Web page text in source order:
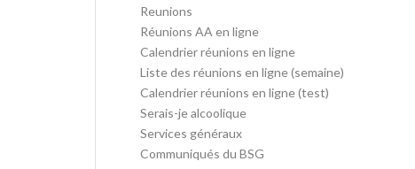
Reunions
Réunions AA en ligne
Calendrier réunions en ligne
Liste des réunions en ligne (semaine)
Calendrier réunions en ligne (test)
Serais-je alcoolique
Services généraux
Communiqués du BSG